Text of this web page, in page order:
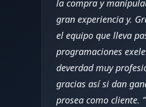
la compra y
gran experiencia y.
el equipo que lleva
programaciones
deverdad muy
gracias así si dan
prosea como cliente.